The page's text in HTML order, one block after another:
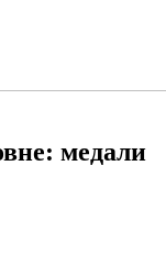
медали